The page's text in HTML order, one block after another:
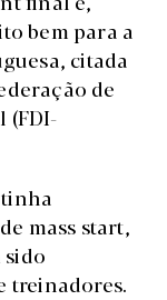
bem para a
citada
de
(FDI-
mass start,
treinadores.